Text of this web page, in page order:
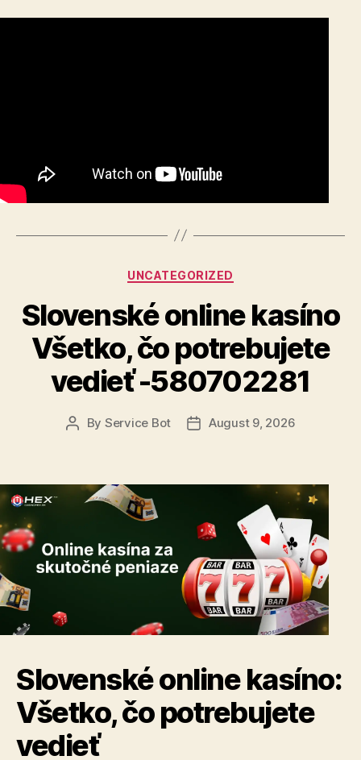
Categories
UNCATEGORIZED
Slovenské online kasíno
Všetko, čo potrebujete
vedieť -580702281
Post
By Service Bot
PostAugust 9, 2026
Slovenské online kasíno:
Všetko, čo potrebujete
vedieť